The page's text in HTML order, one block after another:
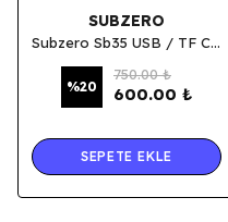
SUBZERO
Subzero Sb35 USB / TF Card / Aux / RGB Işıklı Kablosuz Bluetooth Hoparlör
%20
750.00 ₺
600.00 ₺
SEPETE EKLE